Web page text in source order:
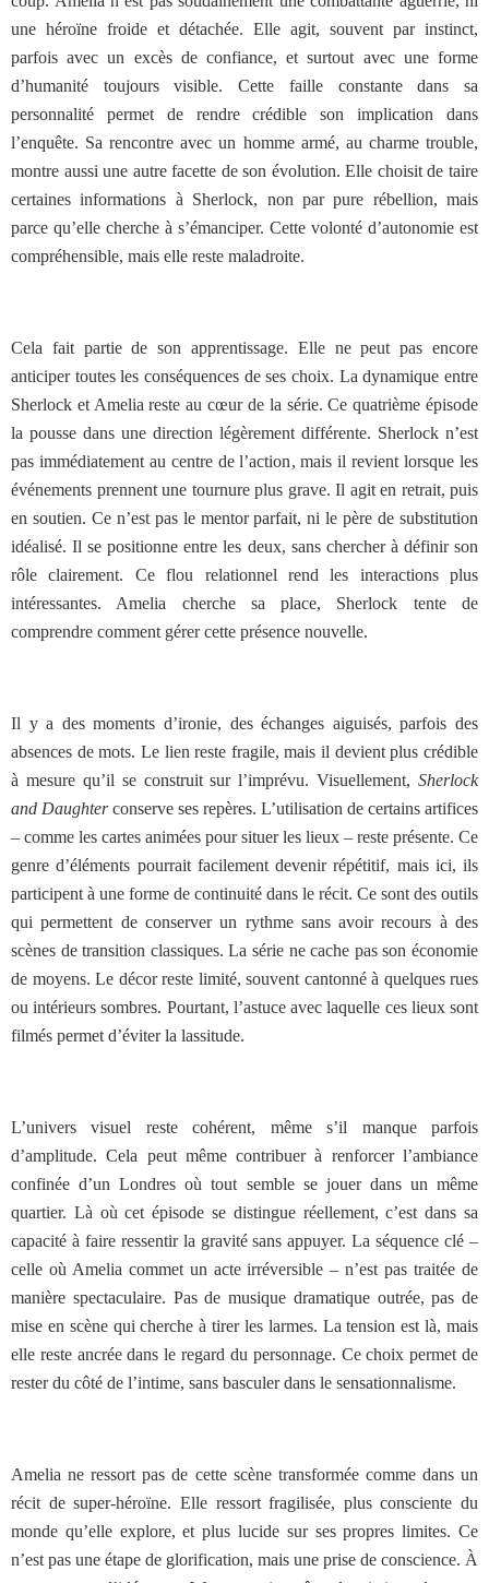
une héroïne froide et détachée. Elle agit, souvent par instinct,
parfois avec un excès de confiance, et surtout avec une forme
d’humanité toujours visible. Cette faille constante dans sa
personnalité permet de rendre crédible son implication dans
l’enquête. Sa rencontre avec un homme armé, au charme trouble,
montre aussi une autre facette de son évolution. Elle choisit de taire
certaines informations à Sherlock, non par pure rébellion, mais
parce qu’elle cherche à s’émanciper. Cette volonté d’autonomie est
compréhensible, mais elle reste maladroite.
Cela fait partie de son apprentissage. Elle ne peut pas encore
anticiper toutes les conséquences de ses choix. La dynamique entre
Sherlock et Amelia reste au cœur de la série. Ce quatrième épisode
la pousse dans une direction légèrement différente. Sherlock n’est
pas immédiatement au centre de l’action, mais il revient lorsque les
événements prennent une tournure plus grave. Il agit en retrait, puis
en soutien. Ce n’est pas le mentor parfait, ni le père de substitution
idéalisé. Il se positionne entre les deux, sans chercher à définir son
rôle clairement. Ce flou relationnel rend les interactions plus
intéressantes. Amelia cherche sa place, Sherlock tente de
comprendre comment gérer cette présence nouvelle.
Il y a des moments d’ironie, des échanges aiguisés, parfois des
absences de mots. Le lien reste fragile, mais il devient plus crédible
à mesure qu’il se construit sur l’imprévu. Visuellement, Sherlock
and Daughterconserve ses repères. L’utilisation de certains artifices
– comme les cartes animées pour situer les lieux – reste présente. Ce
genre d’éléments pourrait facilement devenir répétitif, mais ici, ils
participent à une forme de continuité dans le récit. Ce sont des outils
qui permettent de conserver un rythme sans avoir recours à des
scènes de transition classiques. La série ne cache pas son économie
de moyens. Le décor reste limité, souvent cantonné à quelques rues
ou intérieurs sombres. Pourtant, l’astuce avec laquelle ces lieux sont
filmés permet d’éviter la lassitude.
L’univers visuel reste cohérent, même s’il manque parfois
d’amplitude. Cela peut même contribuer à renforcer l’ambiance
confinée d’un Londres où tout semble se jouer dans un même
quartier. Là où cet épisode se distingue réellement, c’est dans sa
capacité à faire ressentir la gravité sans appuyer. La séquence clé –
celle où Amelia commet un acte irréversible – n’est pas traitée de
manière spectaculaire. Pas de musique dramatique outrée, pas de
mise en scène qui cherche à tirer les larmes. La tension est là, mais
elle reste ancrée dans le regard du personnage. Ce choix permet de
rester du côté de l’intime, sans basculer dans le sensationnalisme.
Amelia ne ressort pas de cette scène transformée comme dans un
récit de super-héroïne. Elle ressort fragilisée, plus consciente du
monde qu’elle explore, et plus lucide sur ses propres limites. Ce
n’est pas une étape de glorification, mais une prise de conscience. À